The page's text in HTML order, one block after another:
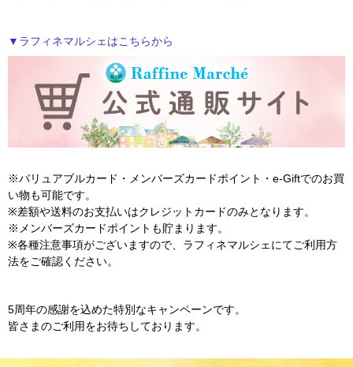
▼ラフィネマルシェはこちらから
※バリュアブルカード・メンバーズカードポイント・e-Giftでのお買
い物も可能です。
※差額や送料のお支払いはクレジットカードのみとなります。
※メンバーズカードポイントも貯まります。
※各種注意事項がございますので、ラフィネマルシェにてご利用方
法をご確認ください。
5周年の感謝を込めた特別なキャンペーンです。
皆さまのご利用をお待ちしております。